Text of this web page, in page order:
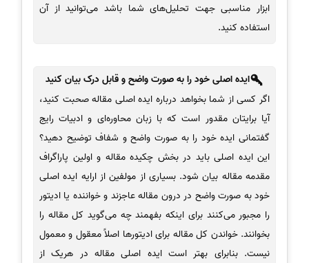
ابزار مناسبی جهت تحلیل‌های شما باشد می‌‌توانید از آن
استفاده کنید.
ایده اصلی خود را به صورت واضح و قابل درک بیان کنید
اگر کسی از شما بخواهد درباره ایده اصلی مقاله صحبت کنید،
آیا برایتان مقدور است که با زبان محاوره‌ای و ادبیات رایج
گفتمانی ایده خود را به صورت واضح و شفاف توضیح دهید؟
این ایده اصلی باید در بخش چکیده مقاله‌ و اولین پاراگراف
مقدمه مقاله بیان شود. بسیاری از مولفین از ارایه ایده اصلی
خود به صورت واضح در درون مقاله عاجزند و خواننده یا ادیتور
را مجبور می‌کنند برای اینکه بفهمند چه می‌گوید کل مقاله را
بخوانند. خواندن کل مقاله برای ادیتورها اصلاً معقول و معمول
نیست. بنابرای بهتر است ایده اصلی مقاله در هریک از